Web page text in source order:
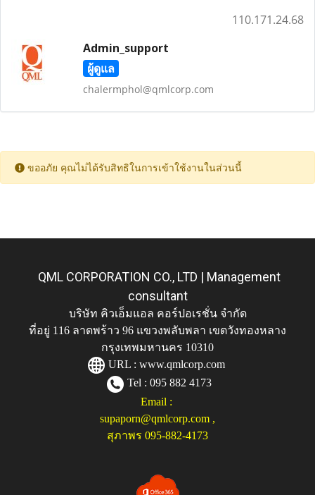
110.171.24.68
Admin_support
ผู้ดูแล
chalermphol@qmlcorp.com
ขออภัย คุณไม่ได้รับสิทธิในการเข้าใช้งานในส่วนนี้
QML CORPORATION CO., LTD | Management
consultant
บริษัท คิวเอ็มแอล คอร์ปอเรชั่น จำกัด
ที่อยู่ 116 ลาดพร้าว 96 แขวงพลับพลา เขตวังทองหลาง
กรุงเทพมหานคร 10310
URL : www.qmlcorp.com
Tel : 095 882 4173
Email :
supaporn@qmlcorp.com ,
สุภาพร 095-882-4173